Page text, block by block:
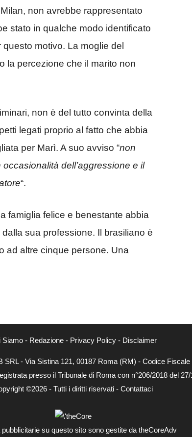
non avrebbe rappresentato
stato in qualche modo identificato
motivo. La moglie del
la percezione che il marito non
non è del tutto convinta della
legati proprio al fatto che abbia
per Marì. A suo avviso “non
dell’aggressione e il
“.
famiglia felice e benestante abbia
sua professione. Il brasiliano è
ad altre cinque persone. Una
Siamo- Redazione- Privacy Policy- Disclaimer
SRL - Via Sistina 121, 00187 Roma (RM) - Codice
presso il Tribunale di Roma con n°206/2018 del
©2026 - Tutti i diritti riservati - Contattaci
pubblicitarie su questo sito sono gestite da theCoreAdv